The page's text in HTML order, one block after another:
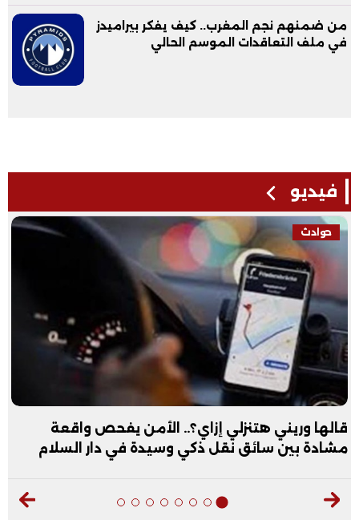
من ضمنهم نجم المغرب.. كيف يفكر بيراميدز
في ملف التعاقدات الموسم الحالي
فيديو
إزاي؟.. الأمن يفحص واقعة
ذكي وسيدة في دار السلام
فيديو
عبد الله الأول
فيديو